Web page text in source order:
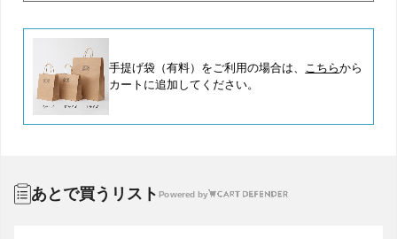
手提げ袋（有料）をご利用の場合は、 こちらから
カートに追加してください。
あとで買うリスト Powered by